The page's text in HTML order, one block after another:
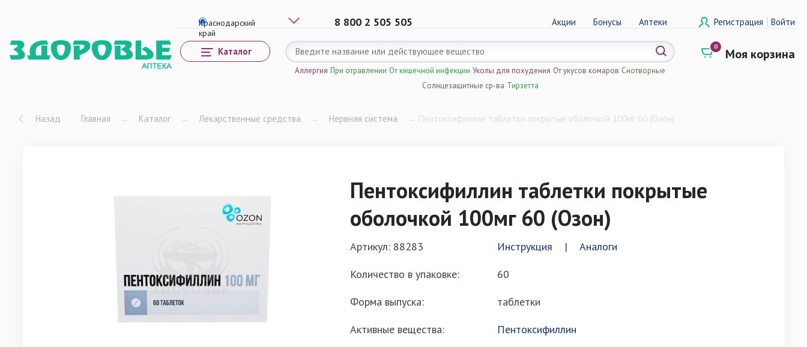
8 800 2 505 505 Акции Бонусы Аптеки Регистрация | Войти
0 Моя корзина
Каталог
Аллергия При отравлении От кишечной инфекции Уколы для похудения От укусов комаров Снотворные
Солнцезащитные ср-ва Тирзетта
Назад Главная → Каталог → Лекарственные средства → Нервная система → Пентоксифиллин таблетки покрытые оболочкой 100мг 60 (Озон)
Пентоксифиллин таблетки покрытые
оболочкой 100мг 60 (Озон)
Артикул: 88283 Инструкция |
Аналоги
Количество в упаковке:
60
Форма выпуска:
таблетки
Активные вещества:
Пентоксифиллин